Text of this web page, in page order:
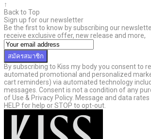
↑
Back to Top
Sign up for our newsletter
Be the first to know by subscribing our
receive exclusive offer, new release and more,
สมัครสมาชิก
By subscribing to Kiss my body you consent to
automated promotional and personalized
cart reminders) via automated technology
messages. Consent is not a condition of any
of Use & Privacy Policy. Message and data
HELP for help or STOP to opt-out.